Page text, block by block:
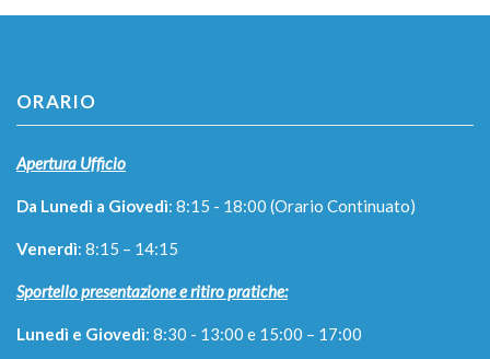
ORARIO
Apertura Ufficio
Da Lunedì a Giovedì: 8:15 - 18:00 (Orario Continuato)
Venerdì: 8:15 – 14:15
Sportello presentazione e ritiro pratiche:
Lunedì e Giovedì: 8:30 - 13:00 e 15:00 – 17:00